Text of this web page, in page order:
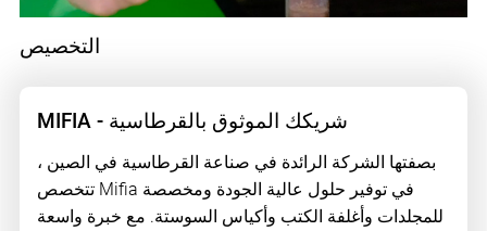
التخصيص
MIFIA - شريكك الموثوق بالقرطاسية
بصفتها الشركة الرائدة في صناعة القرطاسية في الصين ،
تتخصص Mifia في توفير حلول عالية الجودة ومخصصة
للمجلدات وأغلفة الكتب وأكياس السوستة. مع خبرة واسعة